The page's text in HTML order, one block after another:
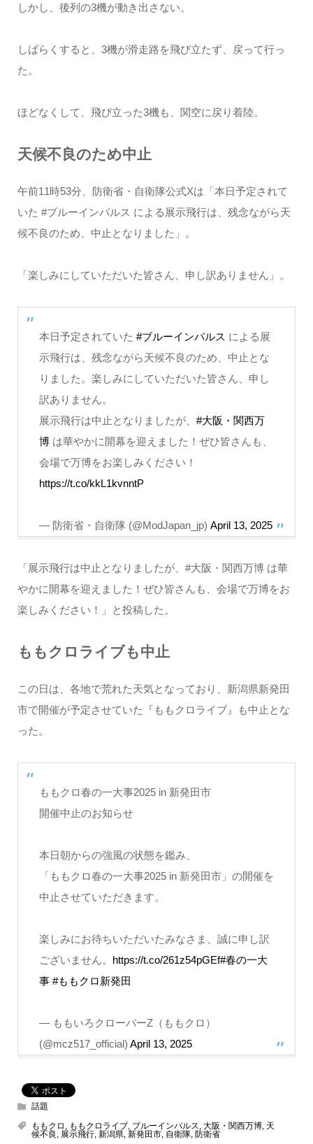
しかし、後列の3機が動き出さない。
しばらくすると、3機が滑走路を飛び立たず、戻って行っ
た。
ほどなくして、飛び立った3機も、関空に戻り着陸。
天候不良のため中止
午前11時53分、防衛省・自衛隊公式Xは「本日予定されて
いた #ブルーインパルス による展示飛行は、残念ながら天
候不良のため、中止となりました」。
「楽しみにしていただいた皆さん、申し訳ありません」。
本日予定されていた #ブルーインパルス による展
示飛行は、残念ながら天候不良のため、中止とな
りました。楽しみにしていただいた皆さん、申し
訳ありません。
展示飛行は中止となりましたが、 #大阪・関西万
博は華やかに開幕を迎えました！ぜひ皆さんも、
会場で万博をお楽しみください！
https://t.co/kkL1kvnntP
— 防衛省・自衛隊 (@ModJapan_jp) April 13, 2025
「展示飛行は中止となりましたが、#大阪・関西万博 は華
やかに開幕を迎えました！ぜひ皆さんも、会場で万博をお
楽しみください！」と投稿した。
ももクロライブも中止
この日は、各地で荒れた天気となっており、新潟県新発田
市で開催が予定させていた『ももクロライブ』も中止とな
った。
ももクロ春の一大事2025 in 新発田市
開催中止のお知らせ
本日朝からの強風の状態を鑑み、
「ももクロ春の一大事2025 in 新発田市」の開催を
中止させていただきます。
楽しみにお待ちいただいたみなさま、誠に申し訳
ございません。 https://t.co/261z54pGEf#春の一大
事 #ももクロ新発田
— ももいろクローバーZ（ももクロ）
(@mcz517_official) April 13, 2025
話題
ももクロ , ももクロライブ, ブルーインパルス, 大阪・関西万博, 天
候不良 , 展示飛行, 新潟県, 新発田市, 自衛隊, 防衛省